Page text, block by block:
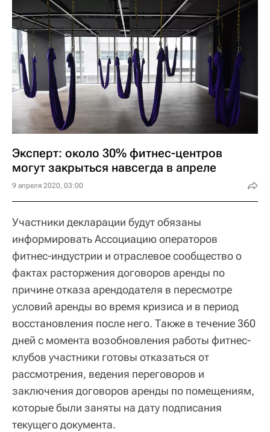
Эксперт: около 30% фитнес-центров
могут закрыться навсегда в апреле
9 апреля 2020, 03:00
Участники декларации будут обязаны
информировать Ассоциацию операторов
фитнес-индустрии и отраслевое сообщество о
фактах расторжения договоров аренды по
причине отказа арендодателя в пересмотре
условий аренды во время кризиса и в период
восстановления после него. Также в течение 360
дней с момента возобновления работы фитнес-
клубов участники готовы отказаться от
рассмотрения, ведения переговоров и
заключения договоров аренды по помещениям,
которые были заняты на дату подписания
текущего документа.